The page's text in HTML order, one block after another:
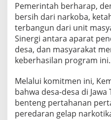
Pemerintah berharap,
bersih dari narkoba,
terbangun dari unit
Sinergi antara aparat
desa, dan masyarakat
keberhasilan program ini.
Melalui komitmen ini,
bahwa desa-desa di
benteng pertahanan
peredaran gelap